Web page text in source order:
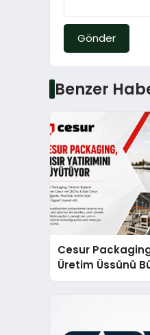
Gönder
Benzer
Cesur
Üretim Üssünü